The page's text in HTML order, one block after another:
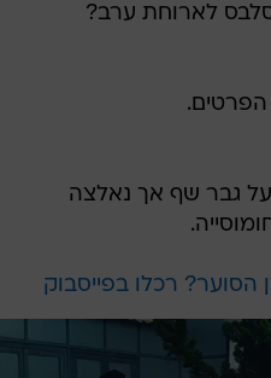
לארוחת ערב?
גבר שף אך נאלצה
רכלו בפייסבוק